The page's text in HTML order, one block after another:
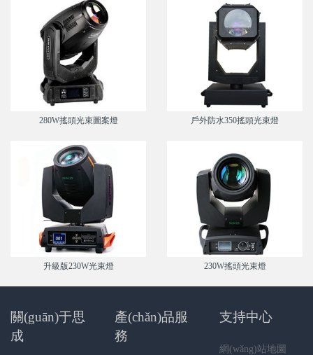
280W搖頭光束圖案燈 戶外防水350搖頭光束燈
升級版230W光束燈 230W搖頭光束燈
關(guān)于思
成
產(chǎn)品服
務
支持中心
網(wǎng)站地圖